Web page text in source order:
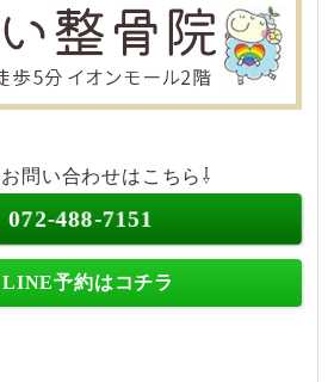
問い合わせはこちら⇩
072-488-7151
LINE予約はコチラ